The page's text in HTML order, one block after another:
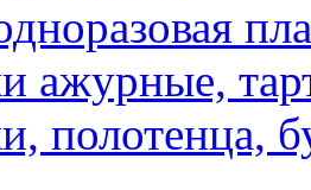
ажурные,
полотенца,